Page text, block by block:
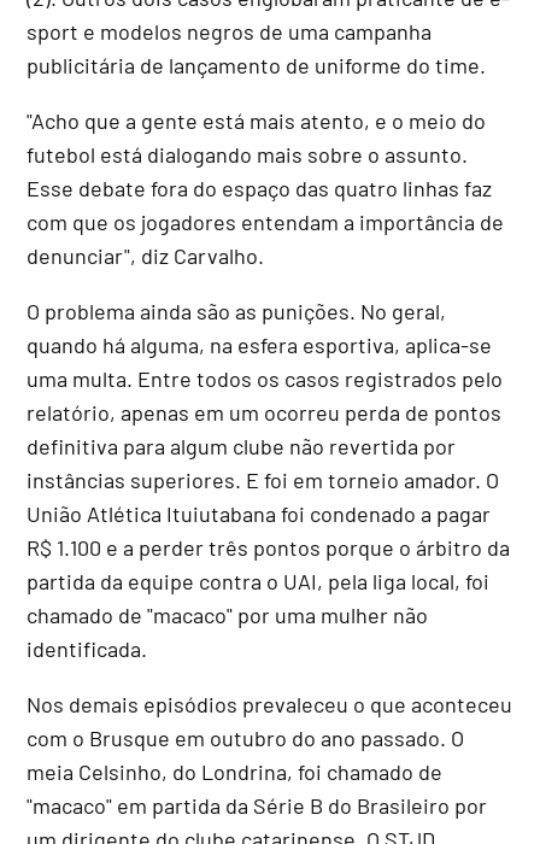
sport e modelos negros de uma campanha
publicitária de lançamento de uniforme do time.
"Acho que a gente está mais atento, e o meio do
futebol está dialogando mais sobre o assunto.
Esse debate fora do espaço das quatro linhas faz
com que os jogadores entendam a importância de
denunciar", diz Carvalho.
O problema ainda são as punições. No geral,
quando há alguma, na esfera esportiva, aplica-se
uma multa. Entre todos os casos registrados pelo
relatório, apenas em um ocorreu perda de pontos
definitiva para algum clube não revertida por
instâncias superiores. E foi em torneio amador. O
União Atlética Ituiutabana foi condenado a pagar
R$ 1.100 e a perder três pontos porque o árbitro da
partida da equipe contra o UAI, pela liga local, foi
chamado de "macaco" por uma mulher não
identificada.
Nos demais episódios prevaleceu o que aconteceu
com o Brusque em outubro do ano passado. O
meia Celsinho, do Londrina, foi chamado de
"macaco" em partida da Série B do Brasileiro por